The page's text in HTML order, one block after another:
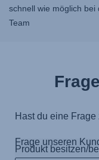
schnell wie möglich
Team